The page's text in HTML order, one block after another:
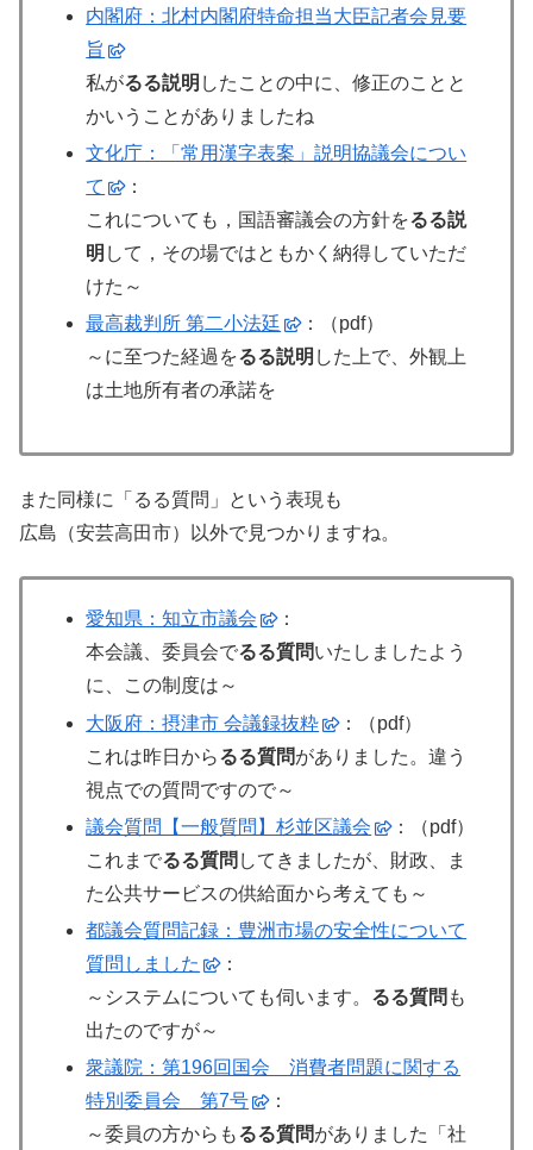
内閣府：北村内閣府特命担当大臣記者会見要
旨
私がるる説明 したことの中に、修正のことと
かいうことがありましたね
文化庁：「常用漢字表案」説明協議会につい
て
：
これについても，国語審議会の方針をるる説
明 して，その場ではともかく納得していただ
けた～
最高裁判所 第二小法廷
：（pdf）
～に至つた経過をるる説明 した上で、外観上
は土地所有者の承諾を
また同様に「るる質問」という表現も
広島（安芸高田市）以外で見つかりますね。
愛知県：知立市議会
：
本会議、委員会でるる質問いたしましたよう
に、この制度は～
大阪府：摂津市 会議録抜粋
：（pdf）
これは昨日からるる質問がありました。違う
視点での質問ですので～
議会質問【一般質問】杉並区議会
：（pdf）
これまでるる質問 してきましたが、財政、ま
た公共サービスの供給面から考えても～
都議会質問記録：豊洲市場の安全性について
質問しました
：
～システムについても伺います。 るる質問 も
出たのですが～
衆議院：第196回国会 消費者問題に関する
特別委員会 第7号
：
～委員の方からもるる質問がありました「社